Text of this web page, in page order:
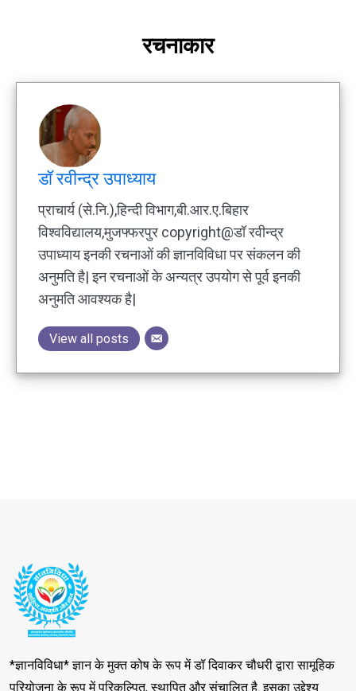
रचनाकार
डॉ रवीन्द्र उपाध्याय
प्राचार्य (से.नि.),हिन्दी विभाग,बी.आर.ए.बिहार
विश्वविद्यालय,मुजफ्फरपुर copyright@डॉ रवीन्द्र
उपाध्याय इनकी रचनाओं की ज्ञानविविधा पर संकलन की
अनुमति है| इन रचनाओं के अन्यत्र उपयोग से पूर्व इनकी
अनुमति आवश्यक है|
View all posts
*ज्ञानविविधा* ज्ञान के मुक्त कोष के रूप में डॉ दिवाकर चौधरी द्वारा सामूहिक
परियोजना के रूप में परिकल्पित, स्थापित और संचालित है. इसका उद्देश्य